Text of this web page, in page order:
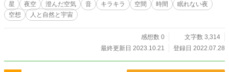
星 夜空 澄んだ空気 音 キラキラ 空間 時間
眠れない夜
空想
人と自然と宇宙
感想数 0
文字数 3,314
最終更新日 2023.10.21
登録日 2022.07.28